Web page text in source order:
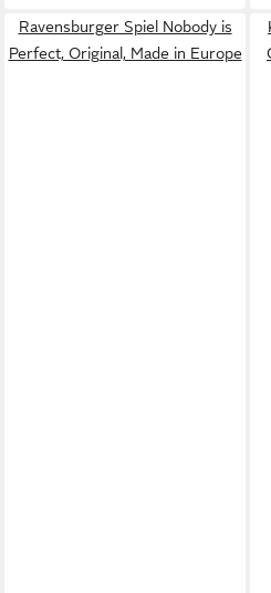
Ravensburger Spiel Nobody is
Perfect, Original, Made in Europe